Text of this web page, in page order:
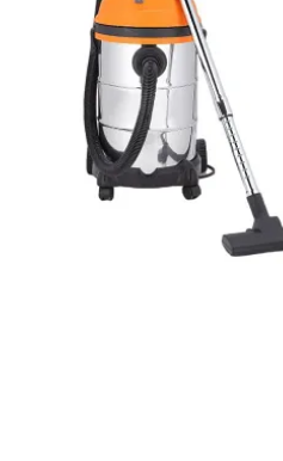
70 150 ₸
q_100465 В
и длительную нагрузку.
тяжёлых частиц, бетонной
выдерживают
можете в нашем интернет-